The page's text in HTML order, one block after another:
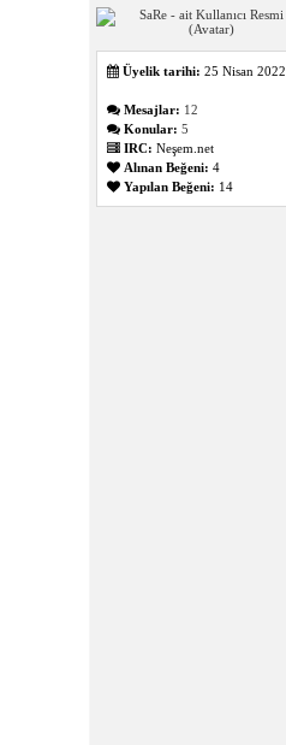
Üyelik tarihi: 25 Nisan 2022
Mesajlar: 12
Konular: 5
IRC: Neşem.net
Alınan Beğeni: 4
Yapılan Beğeni: 14